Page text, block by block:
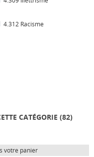
4.312 Racisme
CATÉGORIE (82)
votre panier